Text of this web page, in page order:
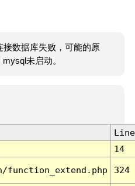
接数据库失败，可能的原
未启动。
Line
14
function_extend.php 324